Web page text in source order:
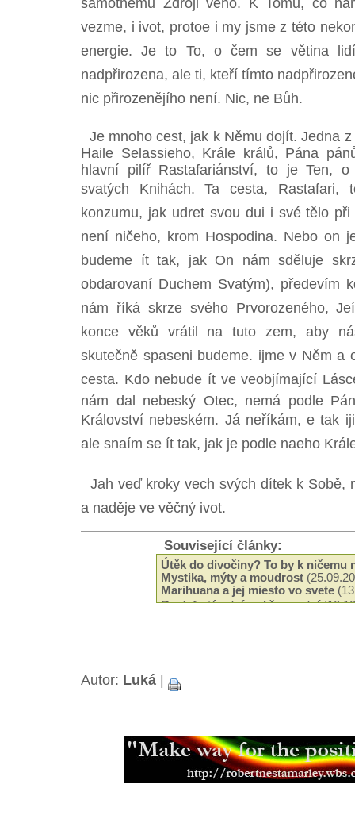
samotnému Zdroji veho. K Tomu, co
vezme, i ivot, protoe i my jsme z této
energie. Je to To, o čem se větina
nadpřirozena, ale ti, kteří tímto
nic přirozenějího není. Nic, ne Bůh.
Je mnoho cest, jak k Němu dojít. Jedna
Haile Selassieho, Krále králů, Pána
hlavní pilíř Rastafariánství, to je Ten,
svatých Knihách. Ta cesta, Rastafari,
konzumu, jak udret svou dui i své tělo při
není ničeho, krom Hospodina. Nebo on
budeme ít tak, jak On nám sděluje
obdarovaní Duchem Svatým), předevím
nám říká skrze svého Prvorozeného,
konce věků vrátil na tuto zem, aby
skutečně spaseni budeme. ijme v Něm a
cesta. Kdo nebude ít ve veobjímající
nám dal nebeský Otec, nemá podle
Království nebeském. Já neříkám, e tak
ale snaím se ít tak, jak je podle naeho
Jah veď kroky vech svých dítek k Sobě,
a naděje ve věčný ivot.
Související články:
Útěk do divočiny? To by k ničemu
Mystika, mýty a moudrost
Marihuana a jej miesto vo svete
Rastafariánství vs křesanství
(20.03.2008)
Je čas zlepit společnost
Dreadlocky pouze pro vyvolené
Ovlivnění těla myslí(10.03.2006)
Mylenka dne.......(19.11.2005)
Autor: Luká